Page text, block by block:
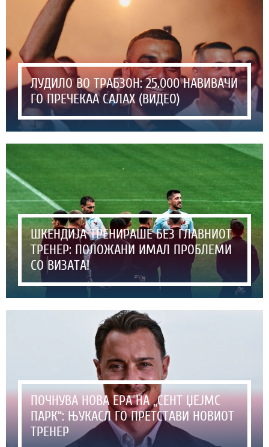
ЛУДИЛО ВО ТРАБЗОН: 25.000 НАВИВАЧИ
ГО ПРЕЧЕКАА САЛАХ (ВИДЕО)
ШКЕНДИЈА ТРЕНИРАШЕ БЕЗ ГЛАВНИОТ
ТРЕНЕР: ПОЛОЖАНИ ИМАЛ ПРОБЛЕМИ
СО ВИЗАТА!
ПОЧНУВА НОВА ЕРА НА „СЕНТ ЏЕЈМС
ПАРК“: ЊУКАСЛ ГО ПРЕТСТАВИ НОВИОТ
ТРЕНЕР